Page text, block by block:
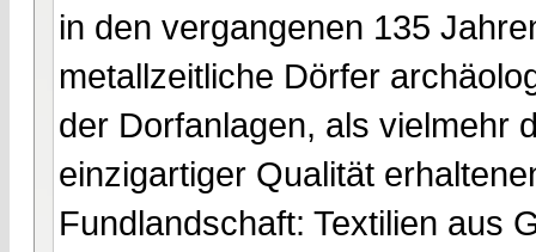
in den vergangenen 135
metallzeitliche Dörfer
der Dorfanlagen, als vielmehr
einzigartiger Qualität
Fundlandschaft: Textilien aus